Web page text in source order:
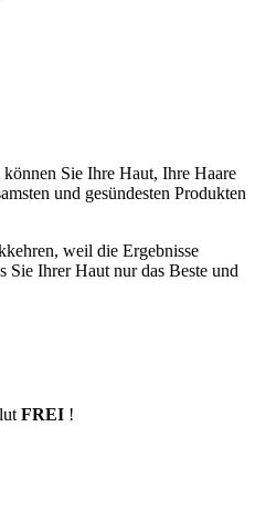
Sie Ihre Haut, Ihre Haare
und gesündesten Produkten
weil die Ergebnisse
Sie Ihrer Haut nur das Beste und
FREI !